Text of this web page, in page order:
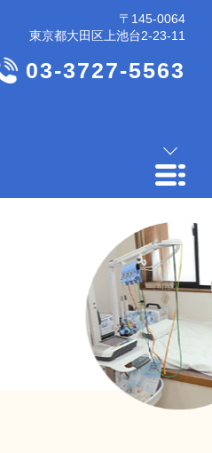
〒145-0064
東京都大田区上池台2-23-11
03-3727-5563